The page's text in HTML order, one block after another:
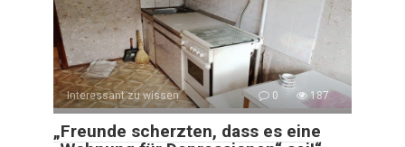
Interessant zu wissen 0 187
„Freunde scherzten, dass es eine